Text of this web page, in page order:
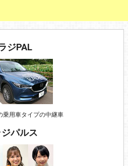
ジPAL
乗用車タイプの中継車
ジパルス